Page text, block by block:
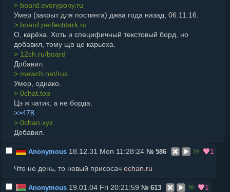
> board.everypony.ru
Умер (закрыт для постинга) джва года назад, 06.11.16.
> board.perfectdark.ru
О, карёха. Хоть и специфичный текстовый борд, но
добавил, тому що це карьоха.
> 12ch.ru/board
Добавил.
> mewch.net/rus
Умер, однако.
> 0chat.top
Цэ ж чатик, а не борда.
>>478
> 0chan.xyz
Добавил.
Anonymous18.12.31 Mon 11:28:24 № 586 29 1
Что не день, то новый присосач ochan.ru
Anonymous19.01.04 Fri 20:21:59 № 613 30 1